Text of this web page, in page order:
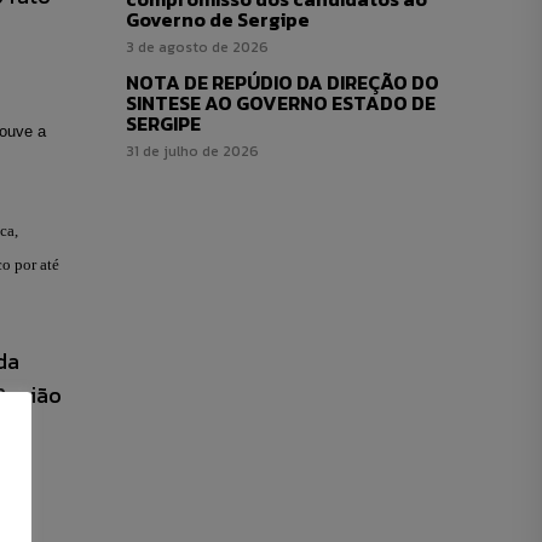
a
por até
Governo de Sergipe
3 de agosto de 2026
NOTA DE REPÚDIO DA DIREÇÃO DO
SINTESE AO GOVERNO ESTADO DE
SERGIPE
31 de julho de 2026